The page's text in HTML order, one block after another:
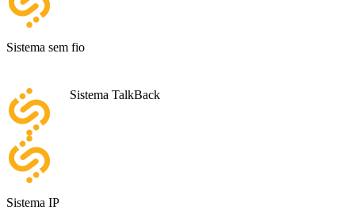
Sistema sem fio
Sistema TalkBack
Sistema IP